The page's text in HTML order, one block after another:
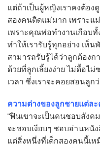
แต่ถ้าเป็นผู้หญิงเราคงต้อง
สองคนติดแม่มาก เพราะแ
เพราะคุณพ่อทำงานเกือบ
ทำให้เรารับรู้ทุกอย่าง เห็
สามารถรับรู้ได้ว่าลูกต้องก
ด้วยที่ลูกเลี้ยงง่าย ไม่ดื้อไ
เวลา ซึ่งเราจะคอยสอนลูก
ความต่างของลูกชายแต่ล
“ฟินเขาจะเป็นคนชอบสังค
จะชอบเงียบๆ ชอบอ่านหนั
แต่สิ่งหนึ่งที่เด็กสองคนนี้เ